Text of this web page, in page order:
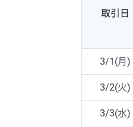
取引日
3/1(月)
3/2(火)
3/3(水)